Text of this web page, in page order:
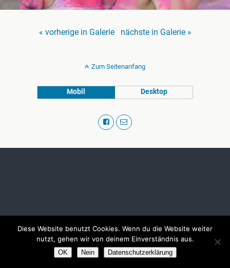
« vorherige in Galerie nächste in Galerie »
Zum Seitenanfang
Mobil Desktop
Diese Website benutzt Cookies. Wenn du die Website weiter
nutzt, gehen wir von deinem Einverständnis aus.
OK Nein Datenschutzerklärung